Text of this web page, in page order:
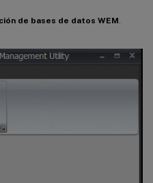
de bases de datos WEM.